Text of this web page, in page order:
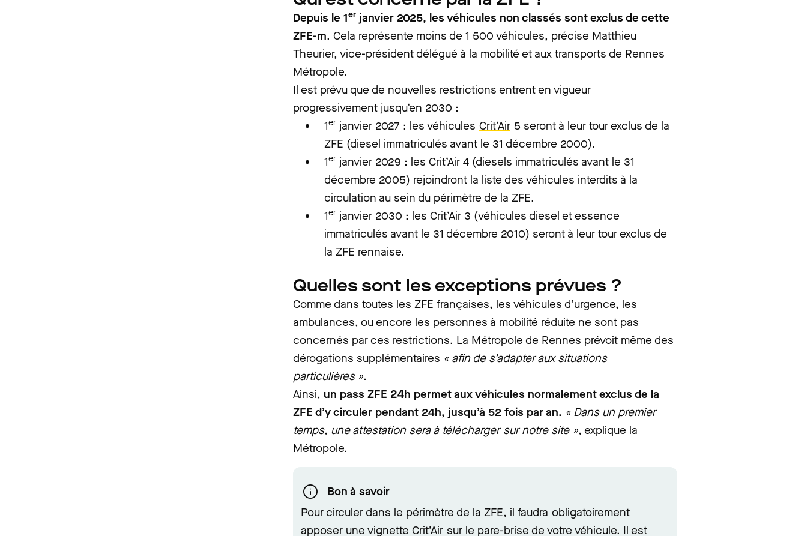
Depuis le 1er janvier 2025, les véhicules non classés sont exclus de cette
ZFE-m. Cela représente moins de 1 500 véhicules, précise Matthieu
Theurier, vice-président délégué à la mobilité et aux transports de Rennes
Métropole.
Il est prévu que de nouvelles restrictions entrent en vigueur
progressivement jusqu’en 2030 :
1er janvier 2027 : les véhicules Crit’Air 5 seront à leur tour exclus de la
ZFE (diesel immatriculés avant le 31 décembre 2000).
1er janvier 2029 : les Crit’Air 4 (diesels immatriculés avant le 31
décembre 2005) rejoindront la liste des véhicules interdits à la
circulation au sein du périmètre de la ZFE.
1er janvier 2030 : les Crit’Air 3 (véhicules diesel et essence
immatriculés avant le 31 décembre 2010) seront à leur tour exclus de
la ZFE rennaise.
Quelles sont les exceptions prévues ?
Comme dans toutes les ZFE françaises, les véhicules d’urgence, les
ambulances, ou encore les personnes à mobilité réduite ne sont pas
concernés par ces restrictions. La Métropole de Rennes prévoit même des
dérogations supplémentaires « afin de s’adapter aux situations
particulières ».
Ainsi, un pass ZFE 24h permet aux véhicules normalement exclus de la
ZFE d’y circuler pendant 24h, jusqu’à 52 fois par an. « Dans un premier
temps, une attestation sera à télécharger sur notre site », explique la
Métropole.
Bon à savoir
Pour circuler dans le périmètre de la ZFE, il faudra obligatoirement
apposer une vignette Crit’Air sur le pare-brise de votre véhicule. Il est